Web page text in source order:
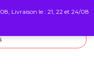
Livraison le : 21, 22 et 24/08